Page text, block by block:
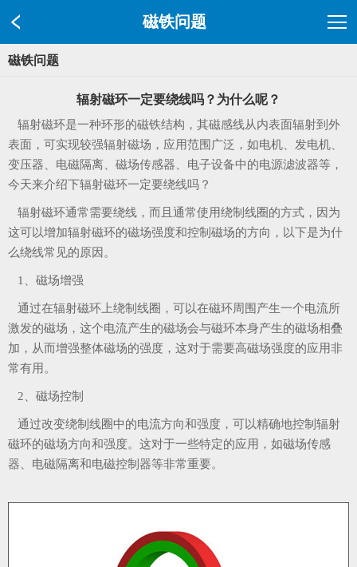
磁铁问题
磁铁问题
辐射磁环一定要绕线吗？为什么呢？
辐射磁环是一种环形的磁铁结构，其磁感线从内表面辐射到外
表面，可实现较强辐射磁场，应用范围广泛，如电机、发电机、
变压器、电磁隔离、磁场传感器、电子设备中的电源滤波器等，
今天来介绍下辐射磁环一定要绕线吗？
辐射磁环通常需要绕线，而且通常使用绕制线圈的方式，因为
这可以增加辐射磁环的磁场强度和控制磁场的方向，以下是为什
么绕线常见的原因。
1、磁场增强
通过在辐射磁环上绕制线圈，可以在磁环周围产生一个电流所
激发的磁场，这个电流产生的磁场会与磁环本身产生的磁场相叠
加，从而增强整体磁场的强度，这对于需要高磁场强度的应用非
常有用。
2、磁场控制
通过改变绕制线圈中的电流方向和强度，可以精确地控制辐射
磁环的磁场方向和强度。这对于一些特定的应用，如磁场传感
器、电磁隔离和电磁控制器等非常重要。